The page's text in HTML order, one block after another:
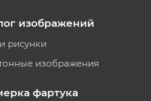
изображений
рисунки
изображения
фартука